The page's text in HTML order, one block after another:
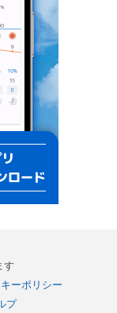
す
ーポリシー
プ